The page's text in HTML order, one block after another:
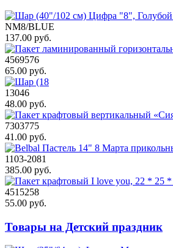
NM8/BLUE
137.00 руб.
4569576
65.00 руб.
13046
48.00 руб.
7303775
41.00 руб.
1103-2081
385.00 руб.
4515258
55.00 руб.
Товары на Детский праздник